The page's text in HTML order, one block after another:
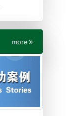
more